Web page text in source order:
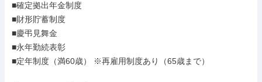
■確定拠出年金制度
■財形貯蓄制度
■慶弔見舞金
■永年勤続表彰
■定年制度（満60歳） ※再雇用制度あり（65歳まで）